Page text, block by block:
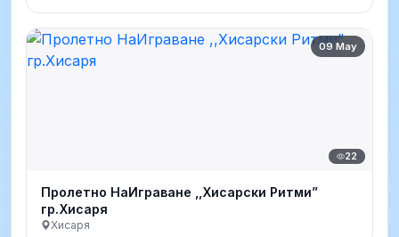
09 May
22
Пролетно НаИграване ,,Хисарски Ритми”
гр.Хисаря
Хисаря